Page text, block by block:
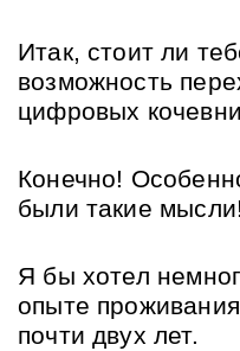
Итак, стоит ли
возможность
цифровых
Конечно!
были такие мысли!
Я бы хотел
опыте
почти двух лет.